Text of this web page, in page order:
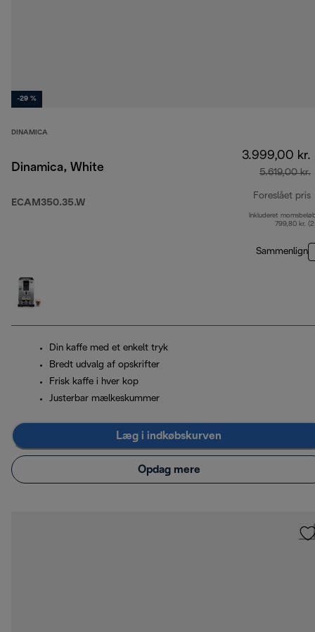
-29 %
DINAMICA
Dinamica, White
ECAM350.35.W
3.999,00 kr.
5.619,00 kr.
Foreslået pris
Inkluderet
799,80 kr.
Sammenlign
Din kaffe med et enkelt tryk
Bredt udvalg af opskrifter
Frisk kaffe i hver kop
Justerbar mælkeskummer
Læg i indkøbskurven
Opdag mere